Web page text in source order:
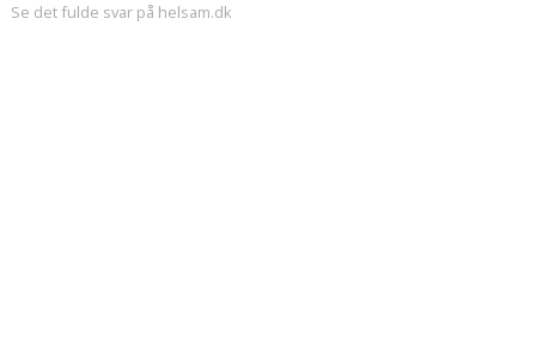
Se det fulde svar på helsam.dk